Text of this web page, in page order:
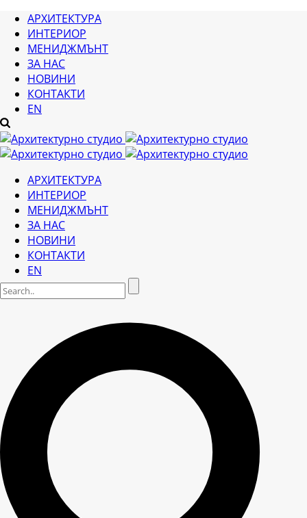
АРХИТЕКТУРА
ИНТЕРИОР
МЕНИДЖМЪНТ
ЗА НАС
НОВИНИ
КОНТАКТИ
EN
АРХИТЕКТУРА
ИНТЕРИОР
МЕНИДЖМЪНТ
ЗА НАС
НОВИНИ
КОНТАКТИ
EN